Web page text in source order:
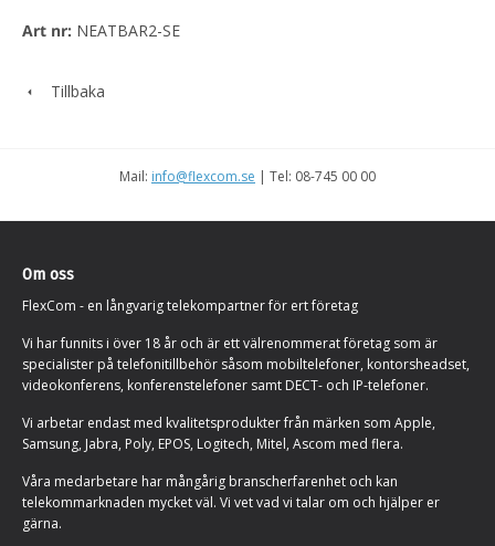
Art nr: NEATBAR2-SE
Tillbaka
Mail: info@flexcom.se | Tel: 08-745 00 00
Om oss
FlexCom - en långvarig telekompartner för ert företag
Vi har funnits i över 18 år och är ett välrenommerat företag som är
specialister på telefonitillbehör såsom mobiltelefoner, kontorsheadset,
videokonferens, konferenstelefoner samt DECT- och IP-telefoner.
Vi arbetar endast med kvalitetsprodukter från märken som Apple,
Samsung, Jabra, Poly, EPOS, Logitech, Mitel, Ascom med flera.
Våra medarbetare har mångårig branscherfarenhet och kan
telekommarknaden mycket väl. Vi vet vad vi talar om och hjälper er
gärna.